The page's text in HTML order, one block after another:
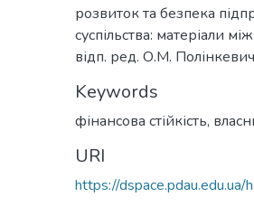
розвиток та безпека
суспільства: матеріали
відп. ред. О.М.
Keywords
фінансова стійкість,
URI
https://